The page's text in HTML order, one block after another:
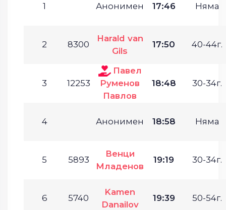
1 Анонимен 17:46 Няма
2 8300
Harald van
Gils
17:50 40-44г.
3 12253
Павел
Руменов
Павлов
18:48 30-34г.
4 Анонимен 18:58 Няма
5 5893
Венци
Младенов
19:19 30-34г.
6 5740
Kamen
Danailov
19:39 50-54г.